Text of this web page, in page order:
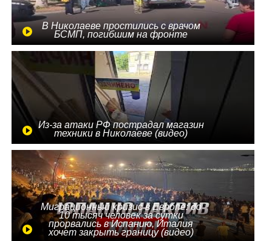
В Николаеве простились с врачом
БСМП, погибшим на фронте
Из-за атаки РФ пострадал магазин
техники в Николаеве (видео)
Миграционный кризис в Европе: до
10 тысяч человек за сутки
прорвались в Испанию, Италия
хочет закрыть границу (видео)